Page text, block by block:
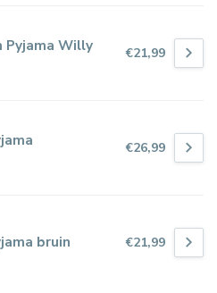
Pyjama Willy €21,99
€26,99
bruin €21,99